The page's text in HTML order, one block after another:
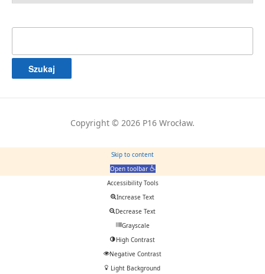
Copyright © 2026 P16 Wrocław.
Skip to content
Open toolbar
Accessibility Tools
Increase Text
Decrease Text
Grayscale
High Contrast
Negative Contrast
Light Background